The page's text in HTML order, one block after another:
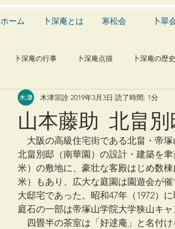
ホーム 卜深庵とは 寒松会 卜翠
卜深庵の行事 卜深庵点描 卜深庵の歴史
漢詩 俳諧 文学 有職
建築 造園 動物 植物 自
山本藤助 北畠別
木津宗詮 2019年3月3日 読了時間: 1分
大阪の高級住宅街である北畠・帝
北畠別邸（南華園）の設計・建築を
米）の敷地に、豪壮な客殿はじめ数
米）もあり、広大な庭園は園遊会が
大邸宅であった。昭和47年（1972）
庭石の一部は帝塚山学院大学狭山キ
四畳半の茶室は「好逑庵」と名付